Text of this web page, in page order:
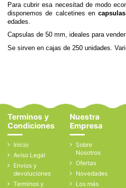
Para cubrir esa necesitad de modo
disponemos de calcetines en capsulas
edades.
Capsulas de 50 mm, ideales para
Se sirven en cajas de 250 unidades.
Terminos y
Condiciones
Inicio
Aviso Legal
Envios y
devoluciones
Terminos y
Nuestra
Empresa
Sobre
Nosotros
Ofertas
Novedades
Los más